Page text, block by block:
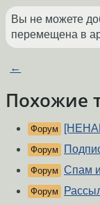
Вы не можете
перемещена в
←
Похожие
Форум
Форум
Форум Спам
Форум